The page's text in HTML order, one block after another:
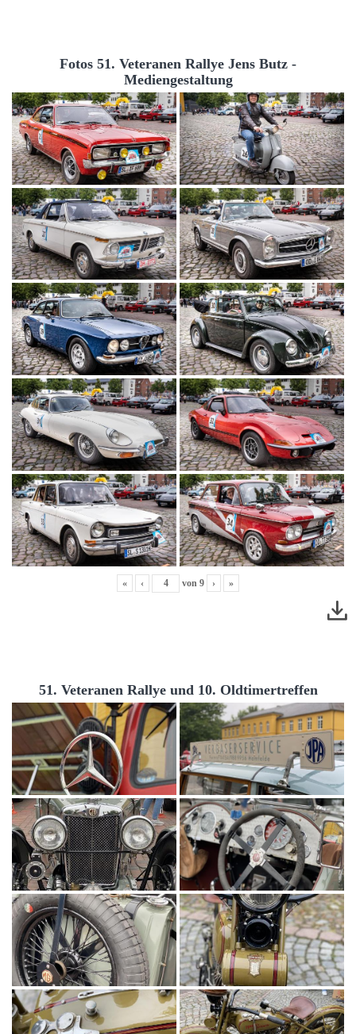
Fotos 51. Veteranen Rallye Jens Butz -
Mediengestaltung
« ‹ von 9 › »
51. Veteranen Rallye und 10. Oldtimertreffen